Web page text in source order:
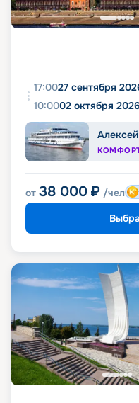
17:0027 сентября
10:0002 октября 2026
от 38 000 ₽ /чел